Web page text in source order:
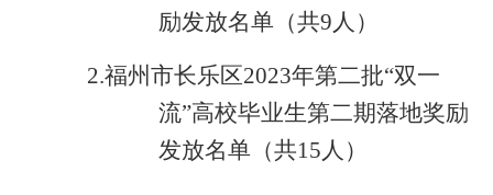
励发放名单（共9人）
2.福州市长乐区2023年第二批“双一
流”高校毕业生第二期落地奖励
发放名单（共15人）